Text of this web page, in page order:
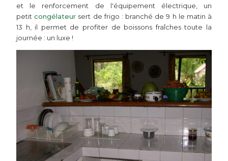
et le renforcement de l'équipement électrique, un
petitcongélateur sert de frigo : branché de 9 h le matin à
13 h, il permet de profiter de boissons fraîches toute la
journée : un luxe !